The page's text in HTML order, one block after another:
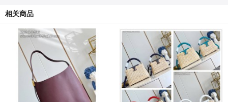
相关商品